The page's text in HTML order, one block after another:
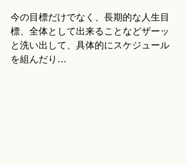
今の目標だけでなく、長期的な人生目
標、全体として出来ることなどザーッ
と洗い出して、具体的にスケジュール
を組んだり…